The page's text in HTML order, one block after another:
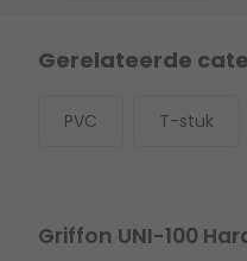
Gerelateerde
PVC T-stuk
Griffon UNI-100